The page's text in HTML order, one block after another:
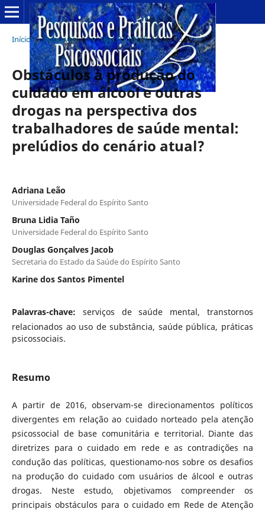
Início / Arquivos / v. 16 n. 3 (2021) / Artigos
Obstáculos à produção do
cuidado em álcool e outras
drogas na perspectiva dos
trabalhadores de saúde mental:
prelúdios do cenário atual?
Adriana Leão
Universidade Federal do Espírito Santo
Bruna Lidia Taño
Universidade Federal do Espírito Santo
Douglas Gonçalves Jacob
Secretaria do Estado da Saúde do Espírito Santo
Karine dos Santos Pimentel
Palavras-chave: serviços de saúde mental, transtornos
relacionados ao uso de substância, saúde pública, práticas
psicossociais.
Resumo
A partir de 2016, observam-se direcionamentos políticos
divergentes em relação ao cuidado norteado pela atenção
psicossocial de base comunitária e territorial. Diante das
diretrizes para o cuidado em rede e as contradições na
condução das políticas, questionamo-nos sobre os desafios
na produção do cuidado com usuários de álcool e outras
drogas. Neste estudo, objetivamos compreender os
principais obstáculos para o cuidado em Rede de Atenção